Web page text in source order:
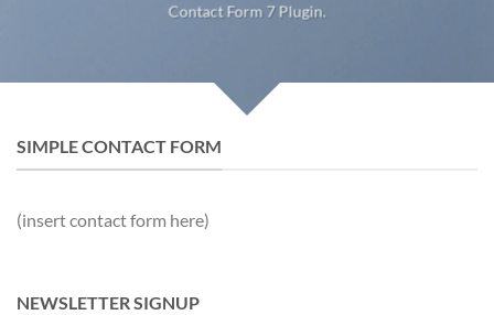
Contact Form 7 Plugin.
SIMPLE CONTACT FORM
(insert contact form here)
NEWSLETTER SIGNUP